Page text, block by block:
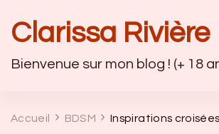
Clarissa Rivière
Bienvenue sur mon blog ! (+ 18
Accueil BDSM Inspirations croisées